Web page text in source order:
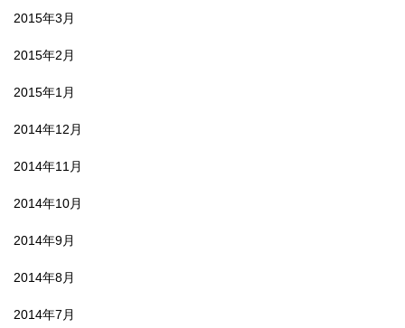
2015年3月
2015年2月
2015年1月
2014年12月
2014年11月
2014年10月
2014年9月
2014年8月
2014年7月